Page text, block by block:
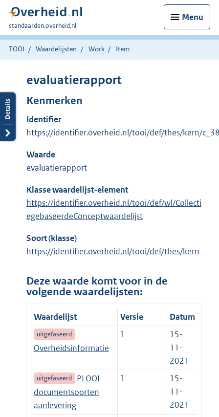
Menu
U
bent
hier:
standaarden.overheid.nl
TOOI Waardelijsten Work Item
evaluatierapport
Kenmerken
Identifier
https://identifier.overheid.nl/tooi/def/thes/kern/
Waarde
evaluatierapport
Klasse waardelijst-element
https://identifier.overheid.nl/tooi/def/wl/Collecti
egebaseerdeConceptwaardelijst
Soort (klasse)
https://identifier.overheid.nl/tooi/def/thes/kern
Deze waarde komt voor in de
volgende waardelijsten:
Waardelijst Versie Datum
uitgefaseerd
Overheidsinformatie
1
15-
11-
2021
uitgefaseerd
PLOOI
documentsoorten
aanlevering
1
15-
11-
2021